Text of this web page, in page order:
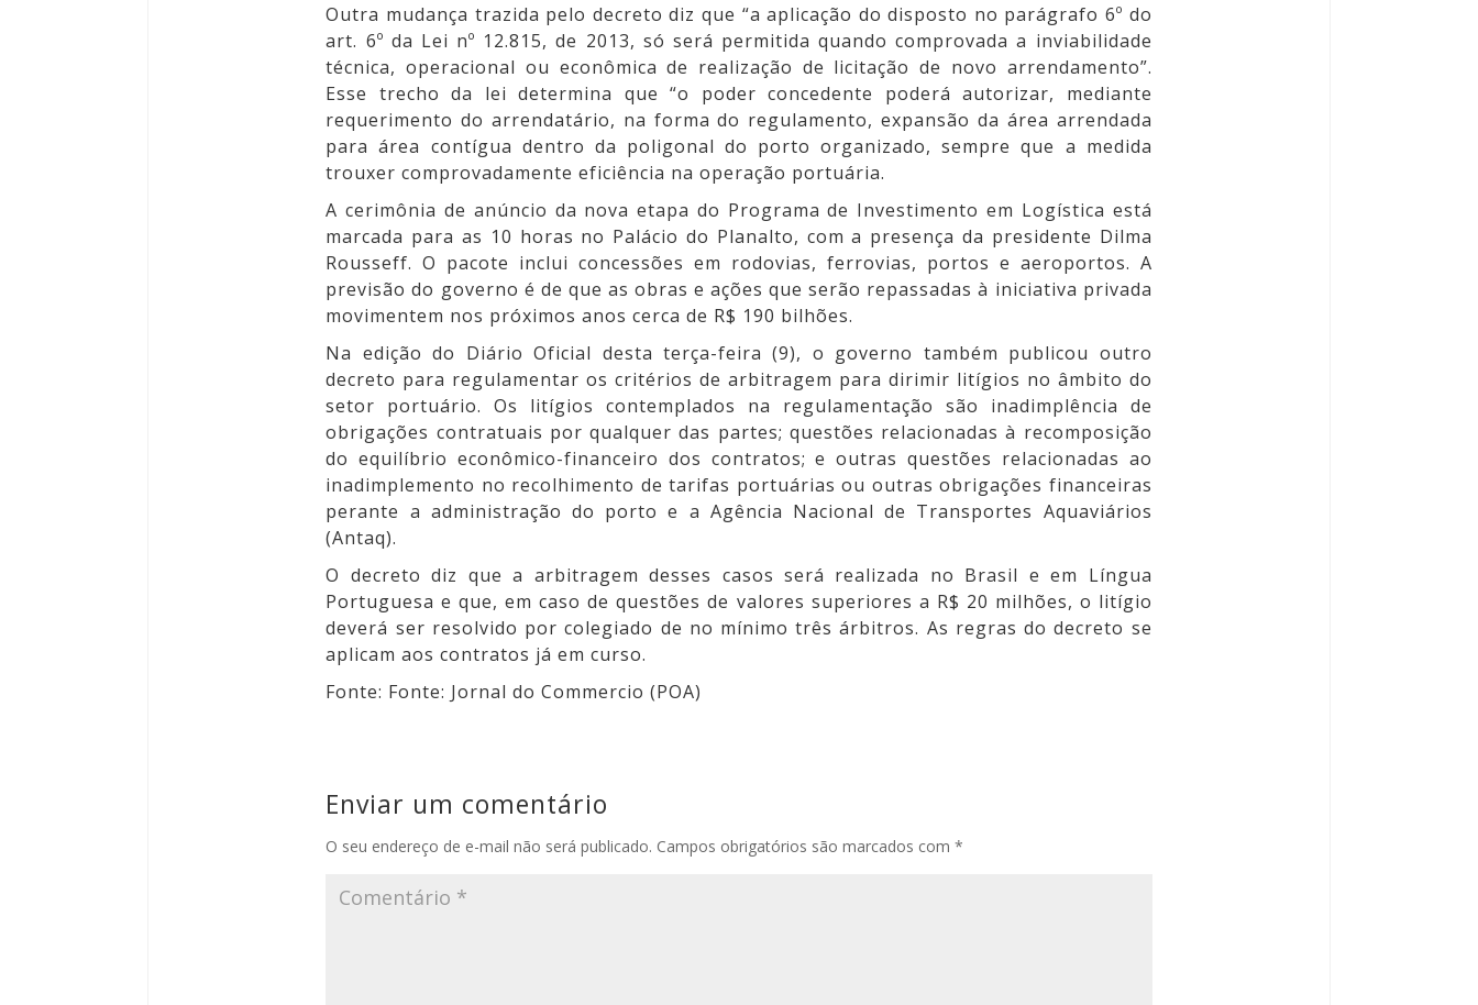
Outra mudança trazida pelo decreto diz que “a aplicação do disposto no parágrafo 6º do
art. 6º da Lei nº 12.815, de 2013, só será permitida quando comprovada a inviabilidade
técnica, operacional ou econômica de realização de licitação de novo arrendamento”.
Esse trecho da lei determina que “o poder concedente poderá autorizar, mediante
requerimento do arrendatário, na forma do regulamento, expansão da área arrendada
para área contígua dentro da poligonal do porto organizado, sempre que a medida
trouxer comprovadamente eficiência na operação portuária.
A cerimônia de anúncio da nova etapa do Programa de Investimento em Logística está
marcada para as 10 horas no Palácio do Planalto, com a presença da presidente Dilma
Rousseff. O pacote inclui concessões em rodovias, ferrovias, portos e aeroportos. A
previsão do governo é de que as obras e ações que serão repassadas à iniciativa privada
movimentem nos próximos anos cerca de R$ 190 bilhões.
Na edição do Diário Oficial desta terça-feira (9), o governo também publicou outro
decreto para regulamentar os critérios de arbitragem para dirimir litígios no âmbito do
setor portuário. Os litígios contemplados na regulamentação são inadimplência de
obrigações contratuais por qualquer das partes; questões relacionadas à recomposição
do equilíbrio econômico-financeiro dos contratos; e outras questões relacionadas ao
inadimplemento no recolhimento de tarifas portuárias ou outras obrigações financeiras
perante a administração do porto e a Agência Nacional de Transportes Aquaviários
(Antaq).
O decreto diz que a arbitragem desses casos será realizada no Brasil e em Língua
Portuguesa e que, em caso de questões de valores superiores a R$ 20 milhões, o litígio
deverá ser resolvido por colegiado de no mínimo três árbitros. As regras do decreto se
aplicam aos contratos já em curso.
Fonte: Fonte: Jornal do Commercio (POA)
Enviar um comentário
O seu endereço de e-mail não será publicado. Campos obrigatórios são marcados com*